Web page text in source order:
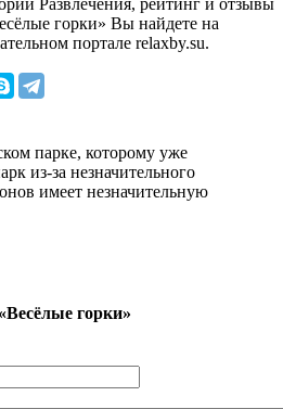
горки» Вы найдете на
портале relaxby.su.
парке, которому уже
из-за незначительного
имеет незначительную
горки»